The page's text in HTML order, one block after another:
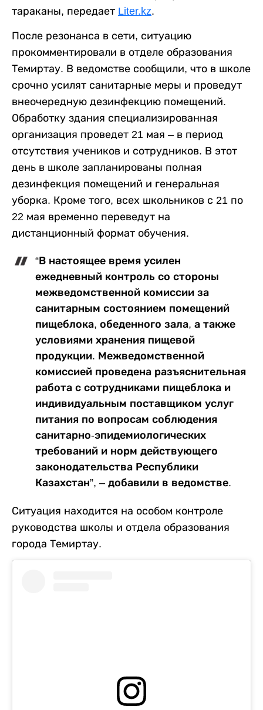
тараканы, передает Liter.kz.
После резонанса в сети, ситуацию
прокомментировали в отделе образования
Темиртау. В ведомстве сообщили, что в школе
срочно усилят санитарные меры и проведут
внеочередную дезинфекцию помещений.
Обработку здания специализированная
организация проведет 21 мая – в период
отсутствия учеников и сотрудников. В этот
день в школе запланированы полная
дезинфекция помещений и генеральная
уборка. Кроме того, всех школьников с 21 по
22 мая временно переведут на
дистанционный формат обучения.
“В настоящее время усилен
ежедневный контроль со стороны
межведомственной комиссии за
санитарным состоянием помещений
пищеблока, обеденного зала, а также
условиями хранения пищевой
продукции. Межведомственной
комиссией проведена разъяснительная
работа с сотрудниками пищеблока и
индивидуальным поставщиком услуг
питания по вопросам соблюдения
санитарно-эпидемиологических
требований и норм действующего
законодательства Республики
Казахстан”, – добавили в ведомстве.
Ситуация находится на особом контроле
руководства школы и отдела образования
города Темиртау.